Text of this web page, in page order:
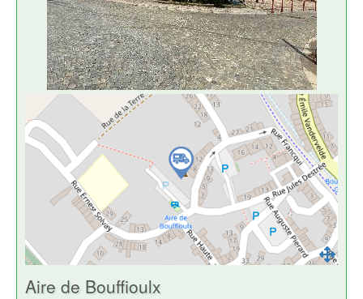
Aire de Bouffioulx